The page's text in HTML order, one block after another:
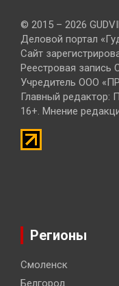
© 2015 – 2026
Деловой портал
Сайт
Реестровая
Учредитель ООО
Главный редактор:
16+. Мнение
Регионы
Смоленск
Белгород